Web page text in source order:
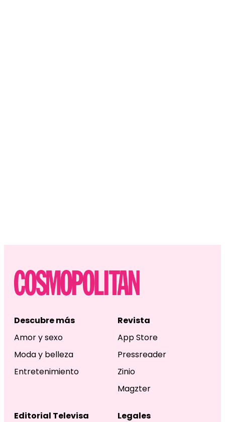
Descubre más
Amor y sexo
Moda y belleza
Entretenimiento
Revista
App Store
Pressreader
Zinio
Magzter
Editorial Televisa
Legales